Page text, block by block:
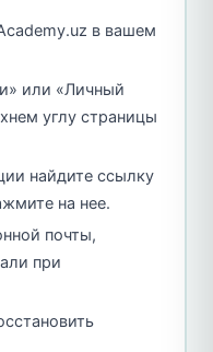
в вашем
или «Личный
углу страницы
найдите ссылку
на нее.
почты,
при